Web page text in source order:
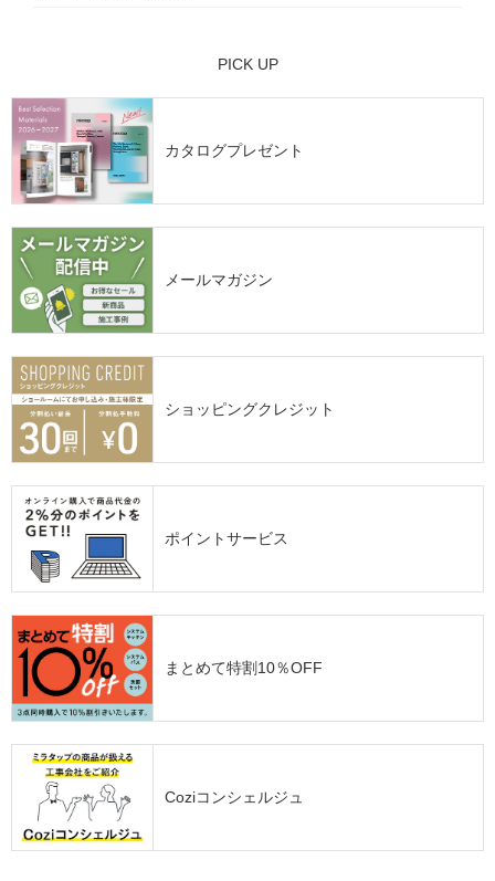
PICK UP
カタログプレゼント
メールマガジン
ショッピングクレジット
ポイントサービス
まとめて特割10％OFF
Coziコンシェルジュ